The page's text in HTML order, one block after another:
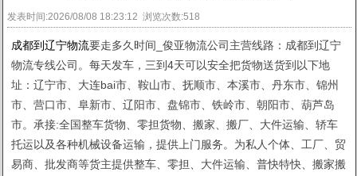
发表时间:2026/08/08 18:23:12 浏览次数:518
成都到辽宁物流要走多久时间_俊亚物流公司主营线路：成都到辽宁
物流专线公司。每天发车，三到4天可以安全把货物送货到以下地
址：辽宁市、大连bai市、鞍山市、抚顺市、本溪市、丹东市、锦州
市、营口市、阜新市、辽阳市、盘锦市、铁岭市、朝阳市、葫芦岛
市。承接:全国整车货物、零担货物、搬家、搬厂、大件运输、轿车
托运以及各种机械设备运输，提供上门服务。为私人个体、工厂、贸
易商、批发商等货主提供整车、零担、大件运输、普快特快、搬家搬